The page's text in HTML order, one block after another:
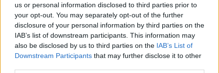
us or personal information disclosed to third parties prior to
your opt-out. You may separately opt-out of the further
disclosure of your personal information by third parties on the
IAB’s list of downstream participants. This information may
also be disclosed by us to third parties on the IAB’s List of
Downstream Participants that may further disclose it to other